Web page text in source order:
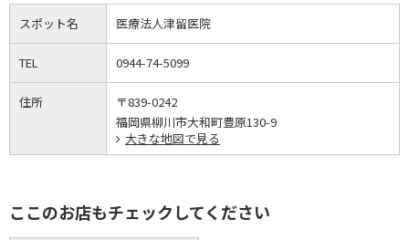
スポット名 医療法人津留医院
TEL 0944-74-5099
住所
〒839-0242
福岡県柳川市大和町豊原130-9
大きな地図で見る
ここのお店もチェックしてください